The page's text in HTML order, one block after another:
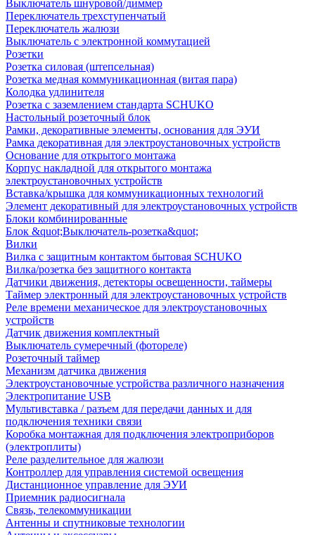
Выключатель шнуровой/диммер
Переключатель трехступенчатый
Переключатель жалюзи
Выключатель с электронной коммутацией
Розетки
Розетка силовая (штепсельная)
Розетка медная коммуникационная (витая пара)
Колодка удлинителя
Розетка с заземлением стандарта SCHUKO
Настольный розеточный блок
Рамки, декоративные элементы, основания для ЭУИ
Рамка декоративная для электроустановочных устройств
Основание для открытого монтажа
Корпус накладной для открытого монтажа
электроустановочных устройств
Вставка/крышка для коммуникационных технологий
Элемент декоративный для электроустановочных устройств
Блоки комбинированные
Блок &quot;Выключатель-розетка&quot;
Вилки
Вилка с защитным контактом бытовая SCHUKO
Вилка/розетка без защитного контакта
Датчики движения, детекторы освещенности, таймеры
Таймер электронный для электроустановочных устройств
Реле времени механическое для электроустановочных
устройств
Датчик движения комплектный
Выключатель сумеречный (фотореле)
Розеточный таймер
Механизм датчика движения
Электроустановочные устройства различного назначения
Электропитание USB
Мультивставка / разъем для передачи данных и для
подключения техники связи
Коробка монтажная для подключения электроприборов
(электроплиты)
Реле разделительное для жалюзи
Контроллер для управления системой освещения
Дистанционное управление для ЭУИ
Приемник радиосигнала
Связь, телекоммуникации
Антенны и спутниковые технологии